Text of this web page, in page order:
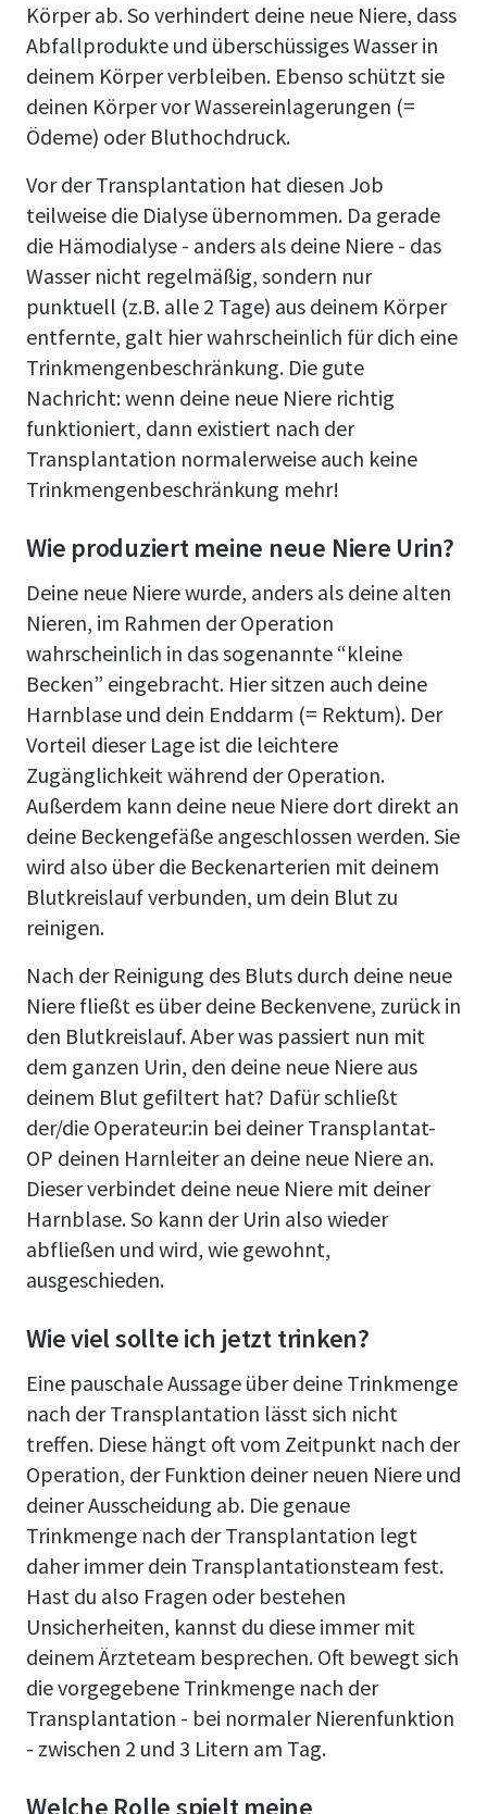
Körper ab. So verhindert deine neue Niere, dass
Abfallprodukte und überschüssiges Wasser in
deinem Körper verbleiben. Ebenso schützt sie
deinen Körper vor Wassereinlagerungen (=
Ödeme) oder Bluthochdruck.
Vor der Transplantation hat diesen Job
teilweise die Dialyse übernommen. Da gerade
die Hämodialyse - anders als deine Niere - das
Wasser nicht regelmäßig, sondern nur
punktuell (z.B. alle 2 Tage) aus deinem Körper
entfernte, galt hier wahrscheinlich für dich eine
Trinkmengenbeschränkung. Die gute
Nachricht: wenn deine neue Niere richtig
funktioniert, dann existiert nach der
Transplantation normalerweise auch keine
Trinkmengenbeschränkung mehr!
Wie produziert meine neue Niere Urin?
Deine neue Niere wurde, anders als deine alten
Nieren, im Rahmen der Operation
wahrscheinlich in das sogenannte “kleine
Becken” eingebracht. Hier sitzen auch deine
Harnblase und dein Enddarm (= Rektum). Der
Vorteil dieser Lage ist die leichtere
Zugänglichkeit während der Operation.
Außerdem kann deine neue Niere dort direkt an
deine Beckengefäße angeschlossen werden. Sie
wird also über die Beckenarterien mit deinem
Blutkreislauf verbunden, um dein Blut zu
reinigen.
Nach der Reinigung des Bluts durch deine neue
Niere fließt es über deine Beckenvene, zurück in
den Blutkreislauf. Aber was passiert nun mit
dem ganzen Urin, den deine neue Niere aus
deinem Blut gefiltert hat? Dafür schließt
der/die Operateur:in bei deiner Transplantat-
OP deinen Harnleiter an deine neue Niere an.
Dieser verbindet deine neue Niere mit deiner
Harnblase. So kann der Urin also wieder
abfließen und wird, wie gewohnt,
ausgeschieden.
Wie viel sollte ich jetzt trinken?
Eine pauschale Aussage über deine Trinkmenge
nach der Transplantation lässt sich nicht
treffen. Diese hängt oft vom Zeitpunkt nach der
Operation, der Funktion deiner neuen Niere und
deiner Ausscheidung ab. Die genaue
Trinkmenge nach der Transplantation legt
daher immer dein Transplantationsteam fest.
Hast du also Fragen oder bestehen
Unsicherheiten, kannst du diese immer mit
deinem Ärzteteam besprechen. Oft bewegt sich
die vorgegebene Trinkmenge nach der
Transplantation - bei normaler Nierenfunktion
- zwischen 2 und 3 Litern am Tag.
Welche Rolle spielt meine